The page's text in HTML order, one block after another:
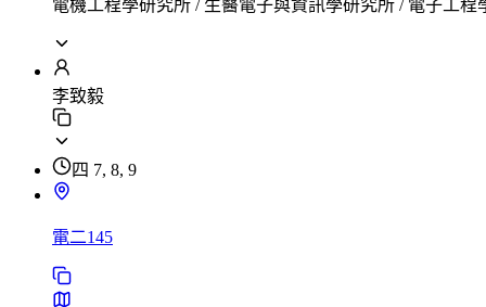
電機工程學研究所 / 生醫電子與資訊學研究所 / 電子工程
李致毅
四 7, 8, 9
電二145